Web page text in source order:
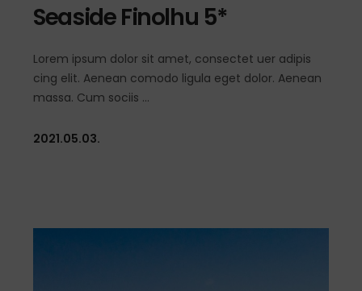
Seaside Finolhu 5*
Lorem ipsum dolor sit amet, consectet uer adipis
cing elit. Aenean comodo ligula eget dolor. Aenean
massa. Cum sociis
2021.05.03.